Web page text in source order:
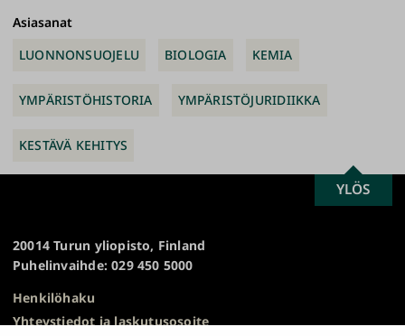
Asiasanat
LUONNONSUOJELU
BIOLOGIA KEMIA
YMPÄRISTÖHISTORIA YMPÄRISTÖJURIDIIKKA
KESTÄVÄ KEHITYS
20014 Turun yliopisto, Finland
Puhelinvaihde: 029 450 5000
Henkilöhaku
Yhteystiedot ja laskutusosoite
SCROLL
TO
YLÖS